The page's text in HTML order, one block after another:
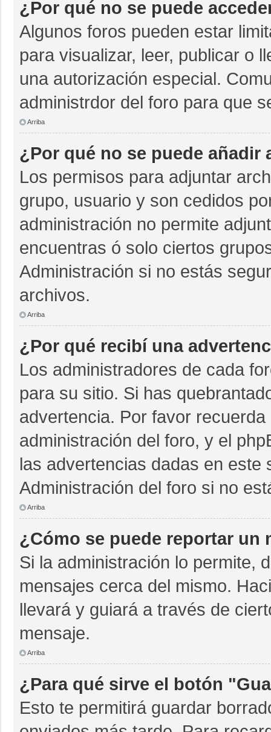
¿Por qué no se puede
Algunos foros pueden estar
para visualizar, leer, publicar o
una autorización especial.
administrdor del foro para que
Arriba
¿Por qué no se puede
Los permisos para adjuntar
grupo, usuario y son cedidos
administración no permite
encuentras ó solo ciertos
Administración si no estás
archivos.
Arriba
¿Por qué recibí una
Los administradores de cada
para su sitio. Si has
advertencia. Por favor
administración del foro, y el
las advertencias dadas en este
Administración del foro si no
Arriba
¿Cómo se puede reportar un
Si la administración lo permite,
mensajes cerca del mismo.
llevará y guiará a través de
mensaje.
Arriba
¿Para qué sirve el botón
Esto te permitirá guardar